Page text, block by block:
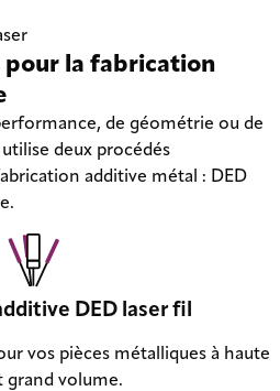
la fabrication
de géométrie ou de
deux procédés
additive métal : DED
DED laser fil
vos pièces métalliques à haute
grand volume.